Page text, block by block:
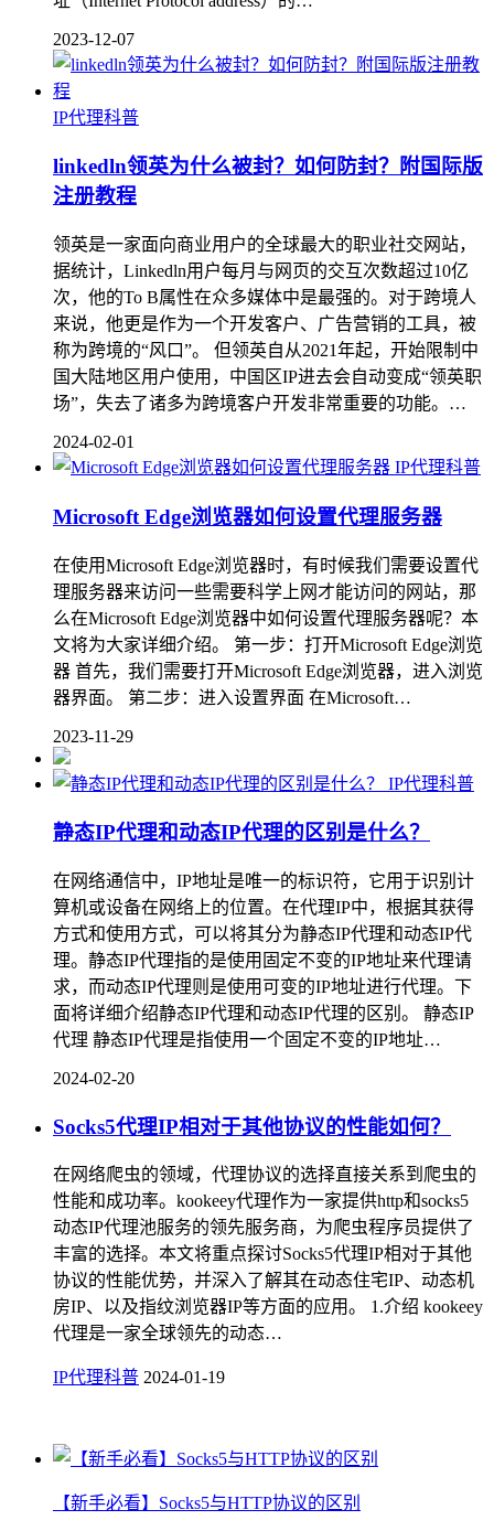
2023-12-07
IP代理科普
linkedln领英为什么被封？如何防封？附国际版
注册教程
领英是一家面向商业用户的全球最大的职业社交网站，
据统计，Linkedln用户每月与网页的交互次数超过10亿
次，他的To B属性在众多媒体中是最强的。对于跨境人
来说，他更是作为一个开发客户、广告营销的工具，被
称为跨境的“风口”。 但领英自从2021年起，开始限制中
国大陆地区用户使用，中国区IP进去会自动变成“领英职
场”，失去了诸多为跨境客户开发非常重要的功能。…
2024-02-01
IP代理科普
Microsoft Edge浏览器如何设置代理服务器
在使用Microsoft Edge浏览器时，有时候我们需要设置代
理服务器来访问一些需要科学上网才能访问的网站，那
么在Microsoft Edge浏览器中如何设置代理服务器呢？本
文将为大家详细介绍。 第一步：打开Microsoft Edge浏览
器 首先，我们需要打开Microsoft Edge浏览器，进入浏览
器界面。 第二步：进入设置界面 在Microsoft…
2023-11-29
IP代理科普
静态IP代理和动态IP代理的区别是什么？
在网络通信中，IP地址是唯一的标识符，它用于识别计
算机或设备在网络上的位置。在代理IP中，根据其获得
方式和使用方式，可以将其分为静态IP代理和动态IP代
理。静态IP代理指的是使用固定不变的IP地址来代理请
求，而动态IP代理则是使用可变的IP地址进行代理。下
面将详细介绍静态IP代理和动态IP代理的区别。 静态IP
代理 静态IP代理是指使用一个固定不变的IP地址…
2024-02-20
Socks5代理IP相对于其他协议的性能如何？
在网络爬虫的领域，代理协议的选择直接关系到爬虫的
性能和成功率。kookeey代理作为一家提供http和socks5
动态IP代理池服务的领先服务商，为爬虫程序员提供了
丰富的选择。本文将重点探讨Socks5代理IP相对于其他
协议的性能优势，并深入了解其在动态住宅IP、动态机
房IP、以及指纹浏览器IP等方面的应用。 1.介绍 kookeey
代理是一家全球领先的动态…
IP代理科普 2024-01-19
【新手必看】Socks5与HTTP协议的区别